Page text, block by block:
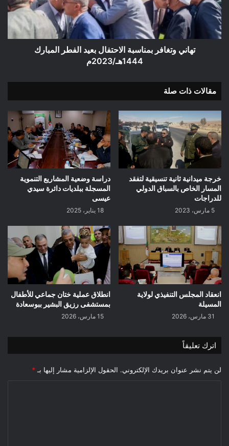
الفطر
المبارك
1444هـ/2023م
تهاني وتغافر بمناسبة الاحتفال بعيد الفطر المبارك
1444هـ/2023م
مقالات ذات صلة
خرجة ميدانية ثانية تنسيقية لتفقد
المسار الخاص بالسباق الدولي
للدراجات
5 مارس، 2023
دراسة وضعية المشاريع التنموية
المسجلة ببلديات دائرة سيدي
عيسى
18 يناير، 2025
انعقاد المجلس التنفيذي لولاية
المسيلة
31 مارس، 2026
انطلاق عملية ختان جماعي للأطفال
بمستشفى رزيق البشير ببوسعادة
15 مارس، 2026
اترك تعليقاً
لن يتم نشر عنوان بريدك الإلكتروني. الحقول الإلزامية مشار إليها بـ *